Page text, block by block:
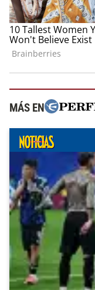
MÁS EN